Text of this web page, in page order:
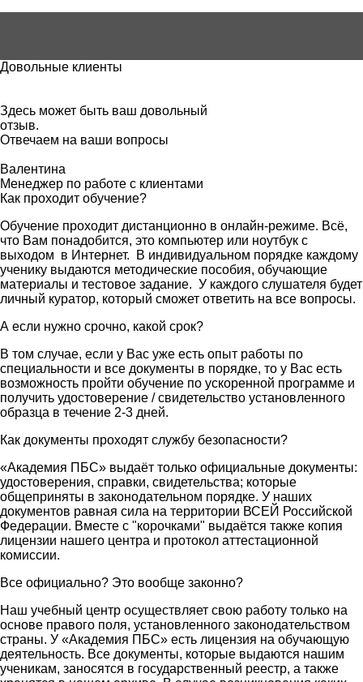
Довольные клиенты
Здесь может быть ваш довольный
отзыв.
Отвечаем на ваши вопросы
Валентина
Менеджер по работе с клиентами
Как проходит обучение?
Обучение проходит дистанционно в онлайн-режиме. Всё,
что Вам понадобится, это компьютер или ноутбук с
выходом в Интернет. В индивидуальном порядке каждому
ученику выдаются методические пособия, обучающие
материалы и тестовое задание. У каждого слушателя будет
личный куратор, который сможет ответить на все вопросы.
А если нужно срочно, какой срок?
В том случае, если у Вас уже есть опыт работы по
специальности и все документы в порядке, то у Вас есть
возможность пройти обучение по ускоренной программе и
получить удостоверение / свидетельство установленного
образца в течение 2-3 дней.
Как документы проходят службу безопасности?
«Академия ПБС» выдаёт только официальные документы:
удостоверения, справки, свидетельства; которые
общеприняты в законодательном порядке. У наших
документов равная сила на территории ВСЕЙ Российской
Федерации. Вместе с "корочками" выдаётся также копия
лицензии нашего центра и протокол аттестационной
комиссии.
Все официально? Это вообще законно?
Наш учебный центр осуществляет свою работу только на
основе правого поля, установленного законодательством
страны. У «Академия ПБС» есть лицензия на обучающую
деятельность. Все документы, которые выдаются нашим
ученикам, заносятся в государственный реестр, а также